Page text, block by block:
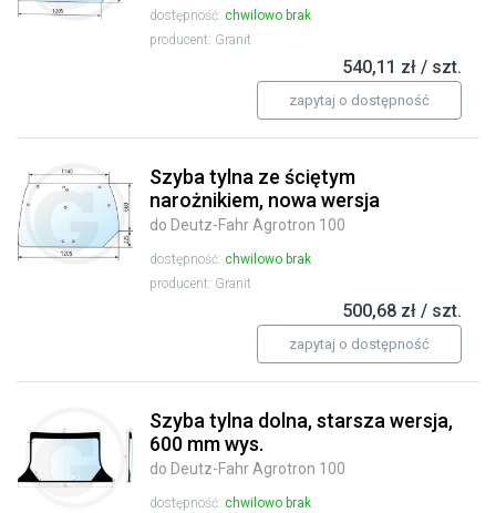
dostępność: chwilowo brak
producent: Granit
540,11 zł / szt.
zapytaj o dostępność
Szyba tylna ze ściętym
narożnikiem, nowa wersja
do Deutz-Fahr Agrotron 100
dostępność: chwilowo brak
producent: Granit
500,68 zł / szt.
zapytaj o dostępność
Szyba tylna dolna, starsza wersja,
600 mm wys.
do Deutz-Fahr Agrotron 100
dostępność: chwilowo brak